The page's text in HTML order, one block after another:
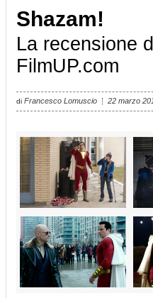
Shazam!
La recensione
FilmUP.com
di Francesco Lomuscio 22 marzo